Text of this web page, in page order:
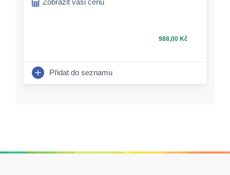
Zobrazit vaši cenu
988,00 Kč
Přidat do seznamu